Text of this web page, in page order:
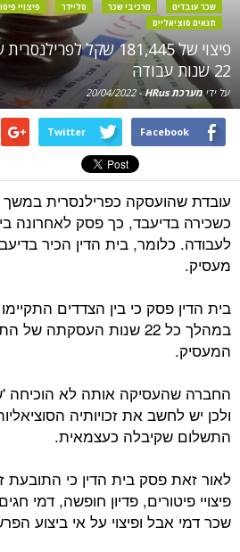
שכר עובדים
מרכיבי שכר סליידר פיצויי
תנאים סוציאליים
פיצוי של 181,445 שקל
22 שנות עבודה
על ידימערכת HRus -
20/04/2022
Facebook
Twitter
כשכירה בדיעבד, כך פסק לאחרונה
לעבודה. כלומר, בית הדין הכיר
מעסיק.
בית הדין פסק כי בין הצדדים
במהלך כל 22 שנות העסקתה
המעסיק.
החברה שהעסיקה אותה לא הוכיחה
ולכן יש לחשב את זכויותיה
התשלום שקיבלה כעצמאית.
לאור זאת פסק בית הדין כי התובעת
פיצויי פיטורים, פדיון חופשה, דמי
שכר דמי אבל ופיצוי על אי ביצוע